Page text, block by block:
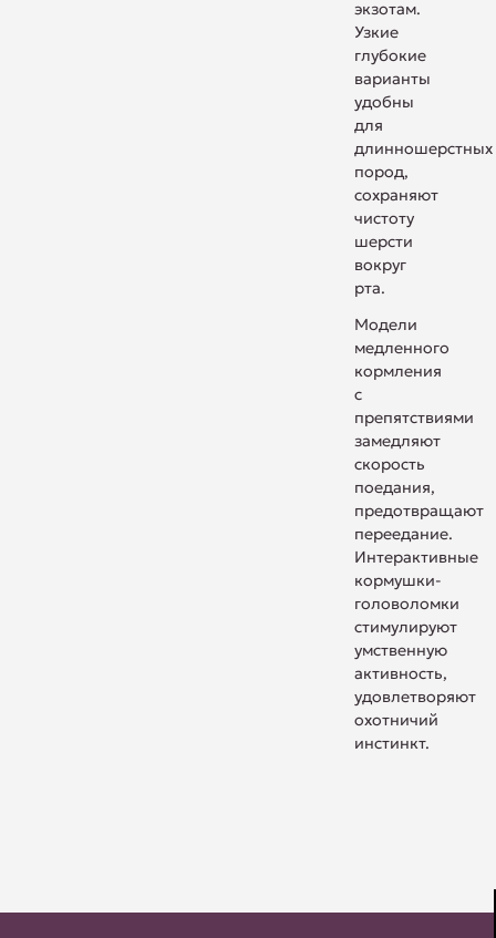
экзотам.
Узкие
глубокие
варианты
удобны
для
длинношерстных
пород,
сохраняют
чистоту
шерсти
вокруг
рта.
Модели
медленного
кормления
с
препятствиями
замедляют
скорость
поедания,
предотвращают
переедание.
Интерактивные
кормушки-
головоломки
стимулируют
умственную
активность,
удовлетворяют
охотничий
инстинкт.